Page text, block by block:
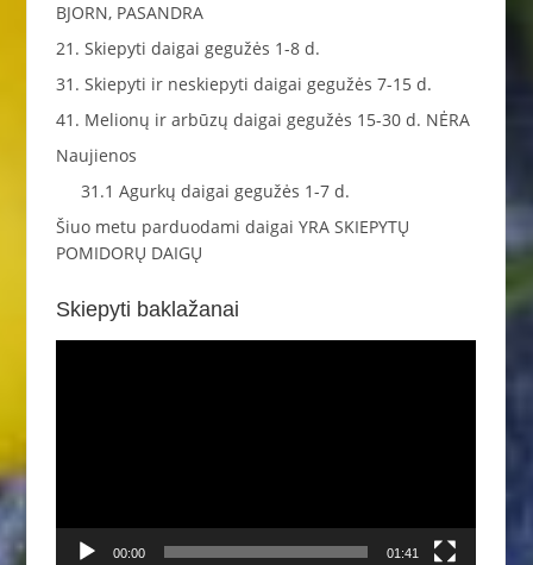
BJORN, PASANDRA
21. Skiepyti daigai gegužės 1-8 d.
31. Skiepyti ir neskiepyti daigai gegužės 7-15 d.
41. Melionų ir arbūzų daigai gegužės 15-30 d. NĖRA
Naujienos
31.1 Agurkų daigai gegužės 1-7 d.
Šiuo metu parduodami daigai YRA SKIEPYTŲ
POMIDORŲ DAIGŲ
Skiepyti baklažanai
00:00 01:41